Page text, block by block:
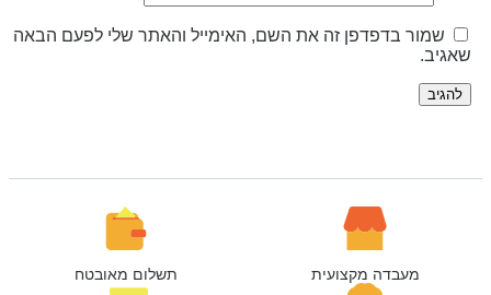
שמור בדפדפן זה את השם, האימייל והאתר שלי לפעם הבאה
מעבדה מקצועית תשלום מאובטח